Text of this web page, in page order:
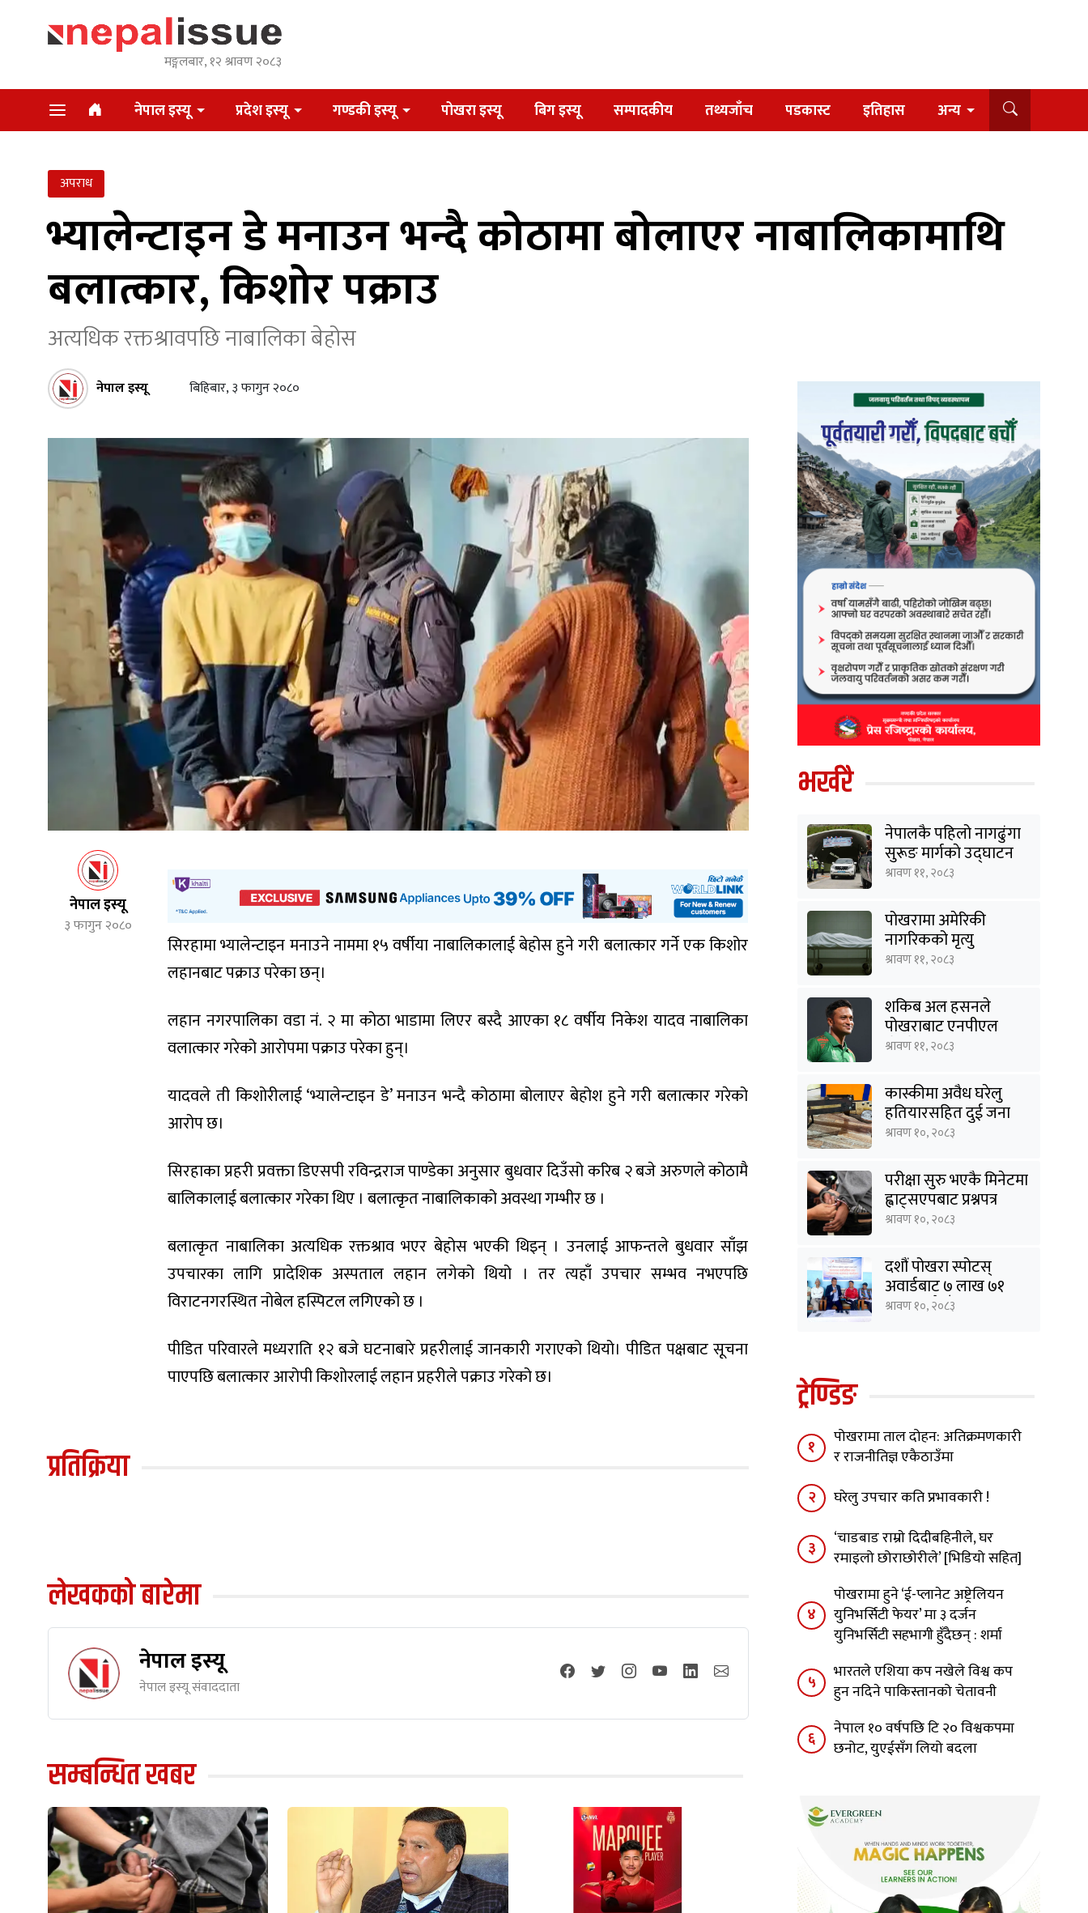
मङ्गलबार, १२ श्रावण २०८३
नेपाल इस्यू प्रदेश इस्यू गण्डकी इस्यू पोखरा इस्यू बिग इस्यू सम्पादकीय तथ्यजाँच पडकास्ट इतिहास अन्य
अपराध
भ्यालेन्टाइन डे मनाउन भन्दै कोठामा बोलाएर नाबालिकामाथि
बलात्कार, किशोर पक्राउ
अत्यधिक रक्तश्रावपछि नाबालिका बेहोस
नेपाल इस्यू बिहिबार, ३ फागुन २०८०
नेपाल इस्यू
३ फागुन २०८०
सिरहामा भ्यालेन्टाइन मनाउने नाममा १५ वर्षीया नाबालिकालाई बेहोस हुने गरी बलात्कार गर्ने एक किशोर
लहानबाट पक्राउ परेका छन्।
लहान नगरपालिका वडा नं. २ मा कोठा भाडामा लिएर बस्दै आएका १८ वर्षीय निकेश यादव नाबालिका
वलात्कार गरेको आरोपमा पक्राउ परेका हुन्।
यादवले ती किशोरीलाई ‘भ्यालेन्टाइन डे’ मनाउन भन्दै कोठामा बोलाएर बेहोश हुने गरी बलात्कार गरेको
आरोप छ।
सिरहाका प्रहरी प्रवक्ता डिएसपी रविन्द्रराज पाण्डेका अनुसार बुधवार दिउँसो करिब २ बजे अरुणले कोठामै
बालिकालाई बलात्कार गरेका थिए । बलात्कृत नाबालिकाको अवस्था गम्भीर छ ।
बलात्कृत नाबालिका अत्यधिक रक्तश्राव भएर बेहोस भएकी थिइन् । उनलाई आफन्तले बुधवार साँझ
उपचारका लागि प्रादेशिक अस्पताल लहान लगेको थियो । तर त्यहाँ उपचार सम्भव नभएपछि
विराटनगरस्थित नोबेल हस्पिटल लगिएको छ ।
पीडित परिवारले मध्यराति १२ बजे घटनाबारे प्रहरीलाई जानकारी गराएको थियो। पीडित पक्षबाट सूचना
पाएपछि बलात्कार आरोपी किशोरलाई लहान प्रहरीले पक्राउ गरेको छ।
प्रतिक्रिया
लेखकको बारेमा
नेपाल इस्यू
नेपाल इस्यू संवाददाता
सम्बन्धित खबर
भर्खरै
नेपालकै पहिलो नागढुंगा
सुरूङ मार्गकाे उद्घाटन
श्रावण ११, २०८३
पोखरामा अमेरिकी
नागरिकको मृत्यु
श्रावण ११, २०८३
शकिब अल हसनले
पोखराबाट एनपीएल
खेल्ने
श्रावण ११, २०८३
कास्कीमा अवैध घरेलु
हतियारसहित दुई जना
पक्राउ
श्रावण १०, २०८३
परीक्षा सुरु भएकै मिनेटमा
ह्वाट्सएपबाट प्रश्नपत्र
सार्वजनिक, दुई जना
श्रावण १०, २०८३
दशौं पोखरा स्पोटस्
अवार्डबाट ७ लाख ७१
हजार रुपैयाँ बचत
श्रावण १०, २०८३
ट्रेण्डिङ
१
पोखरामा ताल दोहन: अतिक्रमणकारी
र राजनीतिज्ञ एकैठाउँमा
२
घरेलु उपचार कति प्रभावकारी !
३
‘चाडबाड राम्राे दिदीबहिनीले, घर
रमाइलो छोराछाेरीले’ [भिडियो सहित]
४
पोखरामा हुने ‘ई-प्लानेट अष्ट्रेलियन
युनिभर्सिटी फेयर’ मा ३ दर्जन
युनिभर्सिटी सहभागी हुँदैछन् : शर्मा
५
भारतले एशिया कप नखेले विश्व कप
हुन नदिने पाकिस्तानको चेतावनी
६
नेपाल १० वर्षपछि टि २० विश्वकपमा
छनोट, युएईसँग लियो बदला